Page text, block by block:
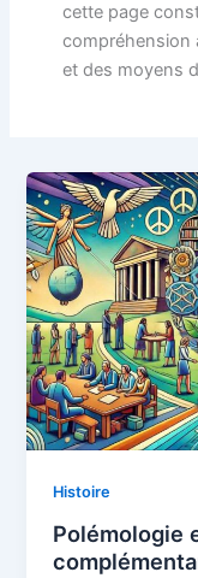
cette page
compréhension
et des moyens
Histoire
Polémologie